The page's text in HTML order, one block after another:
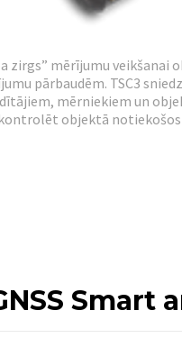
zirgs” mērījumu veikšanai
pārbaudēm. TSC3
mērniekiem un
objektā notiekošos
Smart